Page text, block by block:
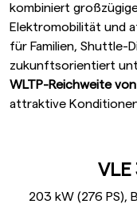
kombiniert
Elektromobilität und
für Familien, Shuttle-
zukunftsorientiert
WLTP-Reichweite
attraktive
203 kW (276 PS),